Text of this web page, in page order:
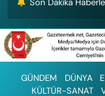
Son Dakika
GÜNDEM DÜNYA
KÜLTÜR-SANAT